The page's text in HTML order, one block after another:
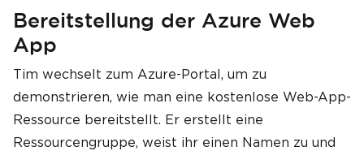
Bereitstellung der Azure Web
App
Tim wechselt zum Azure-Portal, um zu
demonstrieren, wie man eine kostenlose Web-App-
Ressource bereitstellt. Er erstellt eine
Ressourcengruppe, weist ihr einen Namen zu und